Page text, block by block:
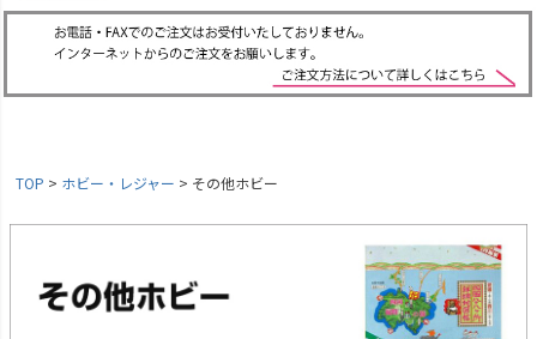
TOP ホビー・レジャー その他ホビー